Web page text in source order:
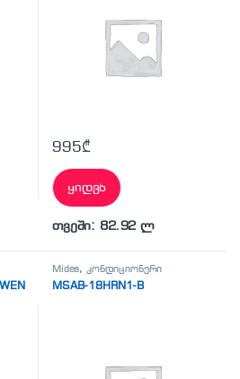
995₾
ყიდვა
თვეში: 82.92 ლ
Midea,კონდიციონერი
MSAB-18HRN1-B